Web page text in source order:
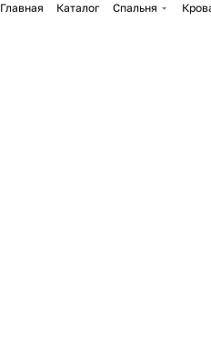
Главная Каталог Спальня